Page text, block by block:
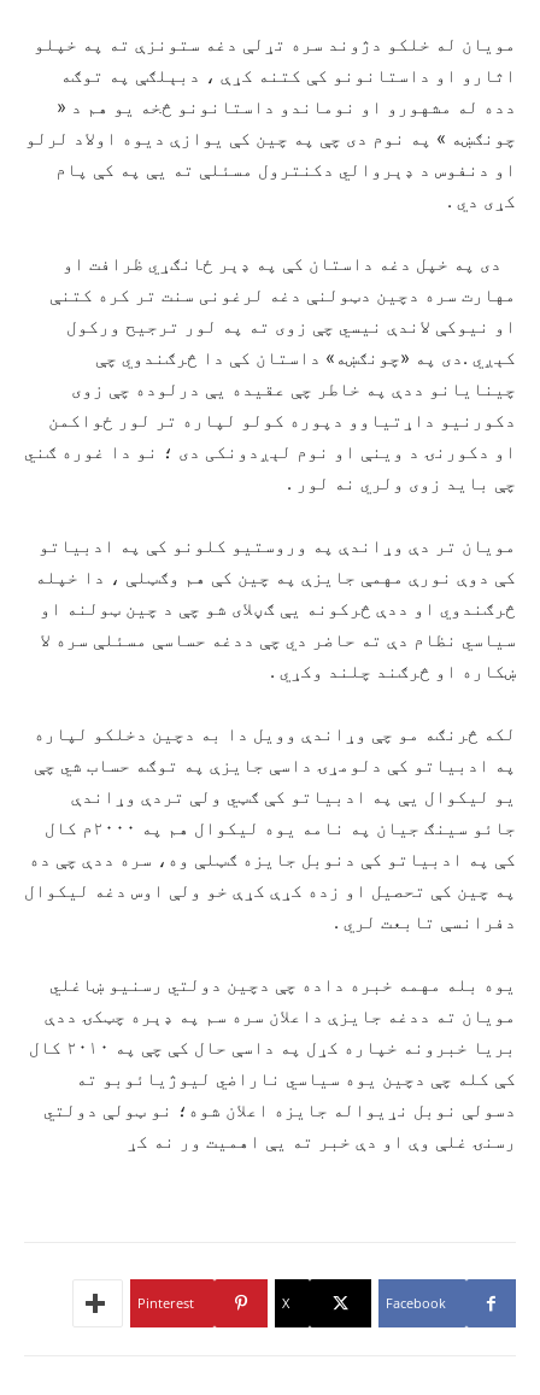
مویان له خلکو دژوند سره تړلې دغه ستونزې ته په خپلو
اثارو او داستانونو کې کتنه کړې ، دبېلګې په توګه
دده له مشهورو او نوماندو داستانونو څخه یو هم د «
چونګښه » په نوم دی چې په چین کې یوازې دیوه اولاد لرلو
او دنفوس د ډېروالي دکنترول مسئلې ته یې په کې پام
کړی دي .
دی په خپل دغه داستان کې په ډېر ځانګړي ظرافت او
مهارت سره دچین دټولنې دغه لرغونی سنت تر کره کتنې
او نیوکې لاندې نیسي چې زوی ته په لور ترجیح ورکول
کېږي .دی په «چونګښه» داستان کې دا څرګندوي چې
چینایانو ددې په خاطر چې عقیده یې درلوده چې زوی
دکورنیو داړتیاوو دپوره کولو لپاره تر لور ځواکمن
او دکورنۍ د وینې او نوم لېږدونکی دی ؛ نو دا غوره ګني
چې باید زوی ولري نه لور .
مویان تر دې وړاندې په وروستیو کلونو کې په ادبیاتو
کې دوې نورې مهمې جایزې په چین کې هم وګټلې ، دا خپله
څرګندوي او ددې څرکونه یې ګڼلای شو چې د چین ټولنه او
سیاسي نظام دې ته حاضر دي چې ددغه حساسې مسئلې سره لا
ښکاره او څرګند چلند وکړي .
لکه څرنګه مو چې وړاندې وویل دا به دچین دخلکو لپاره
په ادبیاتو کې دلومړۍ داسې جایزې په توګه حساب شي چې
یو لیکوال یې په ادبیاتو کې ګټي ولې تردې وړاندې
جائو سینګ جیان په نامه یوه لیکوال هم په ۲۰۰۰م کال
کې په ادبیاتو کې دنوبل جایزه ګټلې وه، سره ددې چې ده
په چین کې تحصیل او زده کړې کړې خو ولې اوس دغه لیکوال
دفرانسې تابعت لري .
یوه بله مهمه خبره داده چې دچین دولتي رسنیو ښاغلي
مویان ته ددغه جایزې داعلان سره سم په ډېره چټکۍ ددې
بریا خبرونه خپاره کړل په داسې حال کې چې په ۲۰۱۰ کال
کې کله چې دچین یوه سیاسي ناراضي لیوژیائوبو ته
دسولې نوبل نړیواله جایزه اعلان شوه؛ نو ټولې دولتي
رسنۍ غلې وې او دې خبر ته یې اهمیت ور نه کړ
Facebook
X
Pinterest